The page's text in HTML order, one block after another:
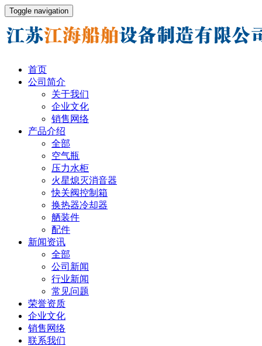
Toggle navigation
首页
公司简介
关于我们
企业文化
销售网络
产品介绍
全部
空气瓶
压力水柜
火星熄灭消音器
快关阀控制箱
换热器冷却器
舾装件
配件
新闻资讯
全部
公司新闻
行业新闻
常见问题
荣誉资质
企业文化
销售网络
联系我们